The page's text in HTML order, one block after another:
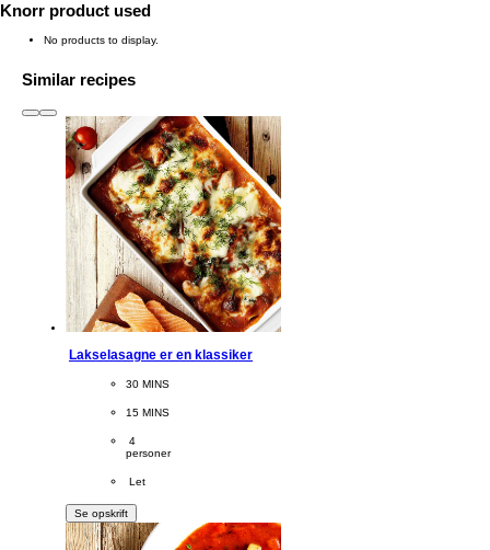
Knorr product used
No products to display.
Similar recipes
1 to 3of 6
Lakselasagne er en klassiker
CookingTime
30 MINS
PreparationTime
15 MINS
Servings
4
personer
Difficulty
Let
Se opskrift